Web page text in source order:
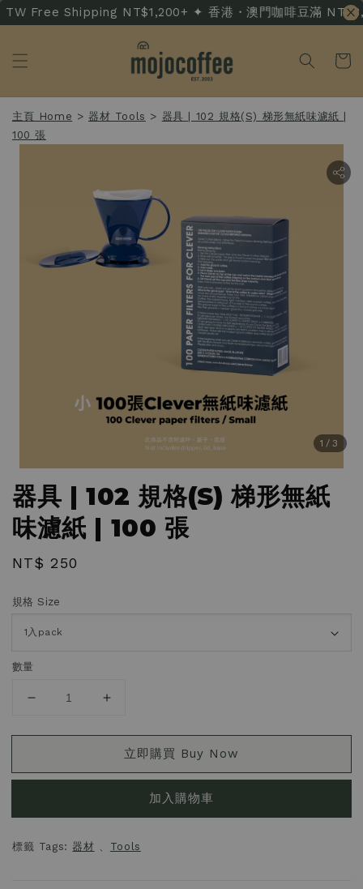
Free Shipping NT$1,200+ ✦ 香港・澳門咖啡豆滿
主頁 Home >器材 Tools > 器具 | 102 規格(S) 梯形無紙味濾紙 |
100 張
1 /3
器具 | 102 規格(S) 梯形無紙
味濾紙 | 100 張
Regular
NT$ 250
規格 Size
數量
立即購買 Buy Now
加入購物車
標籤 Tags:器材 、 Tools